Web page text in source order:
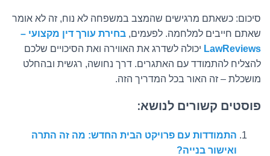
סיכום: כשאתם מרגישים שהמצב במשפחה לא נוח, זה לא אומר
שאתם חייבים למלחמה. לפעמים, בחירת עורך דין מקצועי –
LawReviews יכולה לשדרג את האווירה ואת הסיכויים שלכם
להצליח להתמודד עם האתגרים. דרך נחושה, רגשית ובהחלט
מושכלת – זה האור בכל המדריך הזה.
פוסטים קשורים לנושא:
התמודדות עם פרויקט הבית החדש: מה זה התרה
ואישור בנייה?